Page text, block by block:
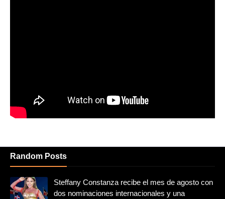
Random Posts
Steffany Constanza recibe el mes de agosto con
dos nominaciones internacionales y una